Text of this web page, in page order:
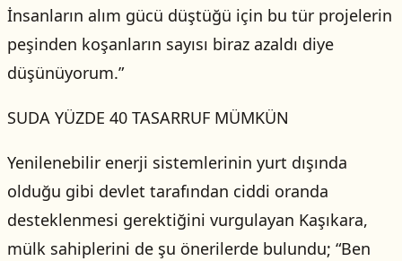
İnsanların alım gücü düştüğü için bu tür projelerin
peşinden koşanların sayısı biraz azaldı diye
düşünüyorum.”
SUDA YÜZDE 40 TASARRUF MÜMKÜN
Yenilenebilir enerji sistemlerinin yurt dışında
olduğu gibi devlet tarafından ciddi oranda
desteklenmesi gerektiğini vurgulayan Kaşıkara,
mülk sahiplerini de şu önerilerde bulundu; “Ben